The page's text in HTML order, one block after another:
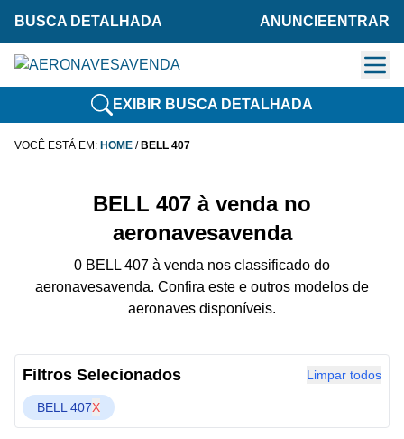
BUSCA DETALHADA ANUNCIE ENTRAR
EXIBIR BUSCA DETALHADA
VOCÊ ESTÁ EM: HOME / BELL 407
BELL 407 à venda no
aeronavesavenda
0 BELL 407 à venda nos classificado do
aeronavesavenda. Confira este e outros modelos de
aeronaves disponíveis.
Filtros Selecionados Limpar todos
BELL 407X